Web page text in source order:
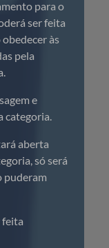
para o
ser feita
às
pela
e
categoria.
aberta
só será
puderam
feita